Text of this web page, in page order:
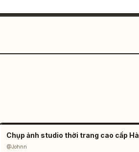
Chụp ảnh studio thời trang cao cấp
@Johnn